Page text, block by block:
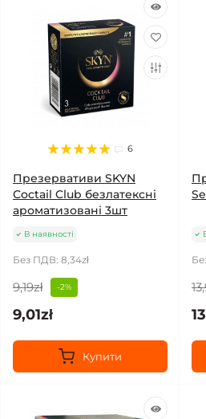
6
Презервативи SKYN
Coctail Club безлатексні
ароматизовані 3шт
В наявності
Без ПДВ: 8,34zł
9,19zł -2%
9,01zł
Купити